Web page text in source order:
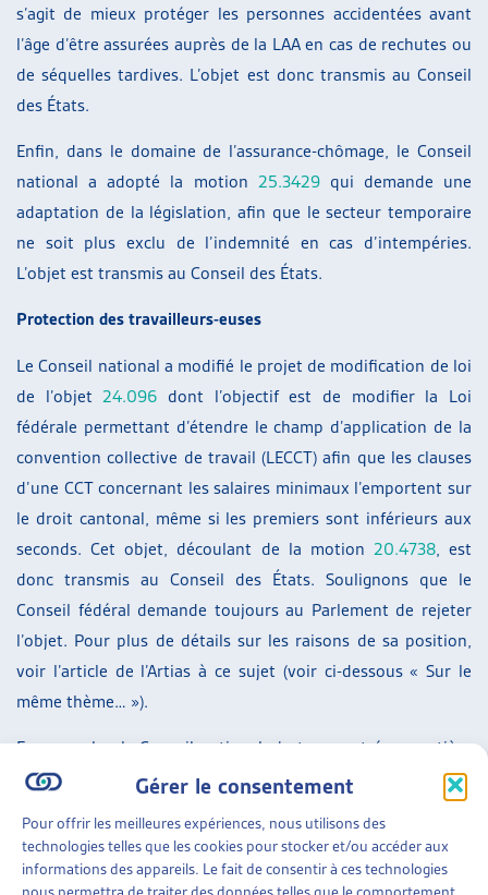
Gérer le consentement
Pour offrir les meilleures expériences, nous utilisons des
technologies telles que les cookies pour stocker et/ou accéder aux
informations des appareils. Le fait de consentir à ces technologies
s’agit de mieux protéger les personnes accidentées avant
l’âge d’être assurées auprès de la LAA en cas de rechutes ou
de séquelles tardives. L’objet est donc transmis au Conseil
des États.
Enfin, dans le domaine de l’assurance-chômage, le Conseil
national a adopté la motion 25.3429qui demande une
adaptation de la législation, afin que le secteur temporaire
ne soit plus exclu de l’indemnité en cas d’intempéries.
L’objet est transmis au Conseil des États.
Protection des travailleurs-euses
Le Conseil national a modifié le projet de modification de loi
de l’objet 24.096 dont l’objectif est de modifier la Loi
fédérale permettant d’étendre le champ d’application de la
convention collective de travail (LECCT) afin que les clauses
d’une CCT concernant les salaires minimaux l’emportent sur
le droit cantonal, même si les premiers sont inférieurs aux
seconds. Cet objet, découlant de la motion 20.4738, est
donc transmis au Conseil des États. Soulignons que le
Conseil fédéral demande toujours au Parlement de rejeter
l’objet. Pour plus de détails sur les raisons de sa position,
voir l’article de l’Artias à ce sujet (voir ci-dessous « Sur le
même thème… »).
En revanche, le Conseil national n’est pas entré en matière
sur l’initiative parlementaire 18.455qui visait à accorder la
qualité de personne exerçant une activité lucrative
indépendante en tenant compte du contrat conclu entre les
parties. L’objet est donc définitivement liquidé. Pour rappel,